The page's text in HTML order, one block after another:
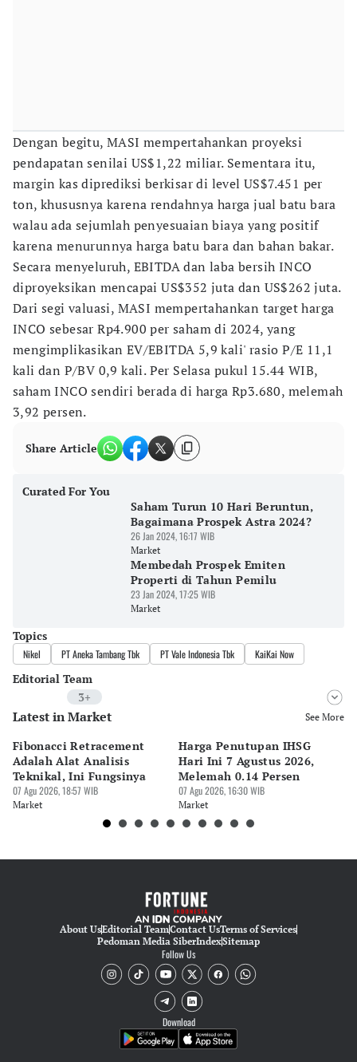
Dengan begitu, MASI mempertahankan proyeksi
pendapatan senilai US$1,22 miliar. Sementara itu,
margin kas diprediksi berkisar di level US$7.451 per
ton, khususnya karena rendahnya harga jual batu bara
walau ada sejumlah penyesuaian biaya yang positif
karena menurunnya harga batu bara dan bahan bakar.
Secara menyeluruh, EBITDA dan laba bersih INCO
diproyeksikan mencapai US$352 juta dan US$262 juta.
Dari segi valuasi, MASI mempertahankan target harga
INCO sebesar Rp4.900 per saham di 2024, yang
mengimplikasikan EV/EBITDA 5,9 kali' rasio P/E 11,1
kali dan P/BV 0,9 kali. Per Selasa pukul 15.44 WIB,
saham INCO sendiri berada di harga Rp3.680, melemah
3,92 persen.
Share Article
Curated For You
Saham Turun 10 Hari Beruntun,
Bagaimana Prospek Astra 2024?
26 Jan 2024, 16:17 WIB
Market
Membedah Prospek Emiten
Properti di Tahun Pemilu
23 Jan 2024, 17:25 WIB
Market
Topics
Nikel PT Aneka Tambang Tbk PT Vale Indonesia Tbk KaiKai Now
Editorial Team
3+
Editor
Editor
Pingit Aria
Tanayastri Dini
Latest in Market See More
Fibonacci Retracement
Adalah Alat Analisis
Teknikal, Ini Fungsinya
07 Agu 2026, 18:57 WIB
Market
Harga Penutupan IHSG
Hari Ini 7 Agustus 2026,
Melemah 0.14 Persen
07 Agu 2026, 16:30 WIB
Market
About UsEditorial TeamContact UsTerms of Services
Pedoman Media SiberIndexSitemap
Follow Us
Download